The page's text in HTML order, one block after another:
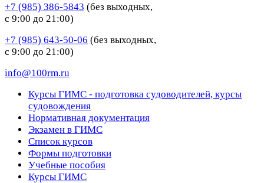
+7 (985) 386-5843 (без выходных,
с 9:00 до 21:00)
+7 (985) 643-50-06 (без выходных,
с 9:00 до 21:00)
info@100rm.ru
Курсы ГИМС - подготовка судоводителей, курсы
судовождения
Нормативная документация
Экзамен в ГИМС
Список курсов
Формы подготовки
Учебные пособия
Курсы ГИМС